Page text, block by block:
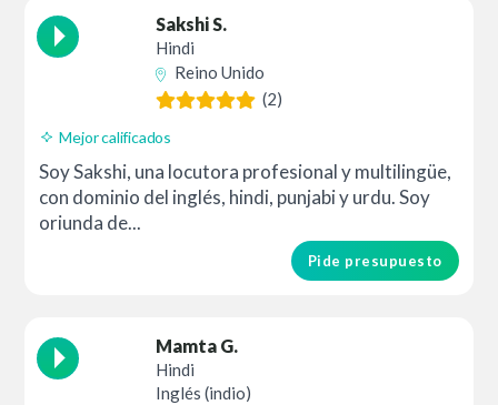
Sakshi S.
Hindi
Reino Unido
(2)
Mejor calificados
Soy Sakshi, una locutora profesional y multilingüe,
con dominio del inglés, hindi, punjabi y urdu. Soy
oriunda de...
Pide presupuesto
Mamta G.
Hindi
Inglés (indio)